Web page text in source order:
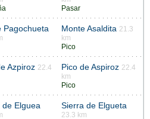
Pasar
Pagochueta Monte Asaldita 21.3
km
Pico
Azpiroz 22.4
Pico de Aspiroz 22.4
km
Pico
de Elguea Sierra de Elgueta
23.3 km